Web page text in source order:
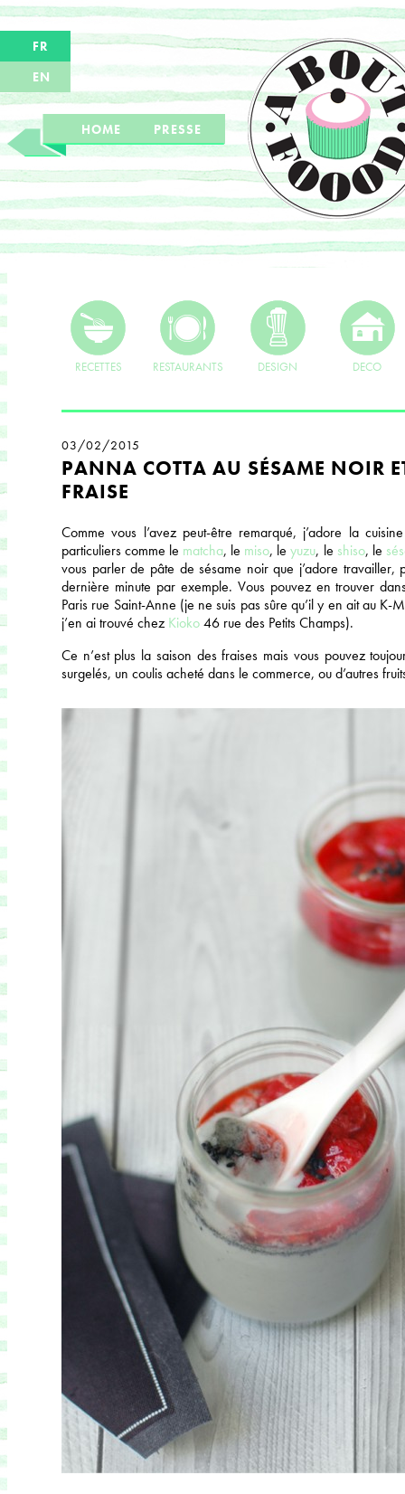
FR
EN
HOME PRESSE
RECETTES RESTAURANTS DESIGN DECO
03/02/2015
PANNA COTTA AU SÉSAME NOIR
FRAISE
Comme vous l’avez peut-être remarqué, j’adore la
particuliers comme le matcha, le miso, leyuzu, le shiso, le
vous parler de pâte de sésame noir que j’adore travailler,
dernière minute par exemple. Vous pouvez en trouver
Paris rue Saint-Anne (je ne suis pas sûre qu’il y en ait au K-
j’en ai trouvé chez Kioko46 rue des Petits Champs).
Ce n’est plus la saison des fraises mais vous pouvez
surgelés, un coulis acheté dans le commerce, ou d’autres